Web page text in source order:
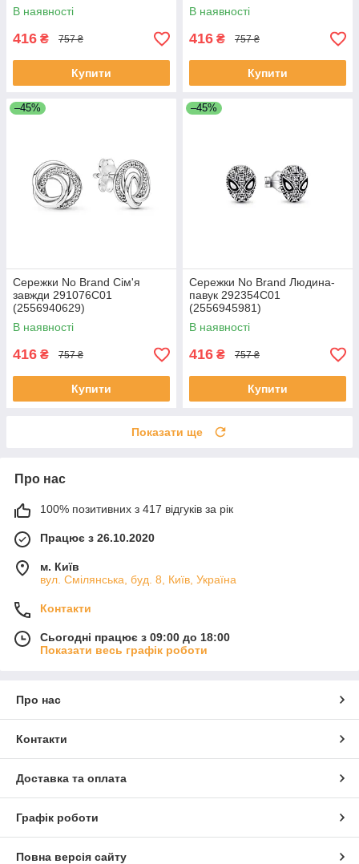
В наявності
416 ₴ 757 ₴
Купити
В наявності
416 ₴ 757 ₴
Купити
–45%
Сережки No Brand Сім'я
завжди 291076C01
(2556940629)
В наявності
416 ₴ 757 ₴
Купити
–45%
Сережки No Brand Людина-
павук 292354C01
(2556945981)
В наявності
416 ₴ 757 ₴
Купити
Показати ще
Про нас
100% позитивних з 417 відгуків за рік
Працює з 26.10.2020
м. Київ
вул. Смілянська, буд. 8, Київ, Україна
Контакти
Сьогодні працює з 09:00 до 18:00
Показати весь графік роботи
Про нас
Контакти
Доставка та оплата
Графік роботи
Повна версія сайту